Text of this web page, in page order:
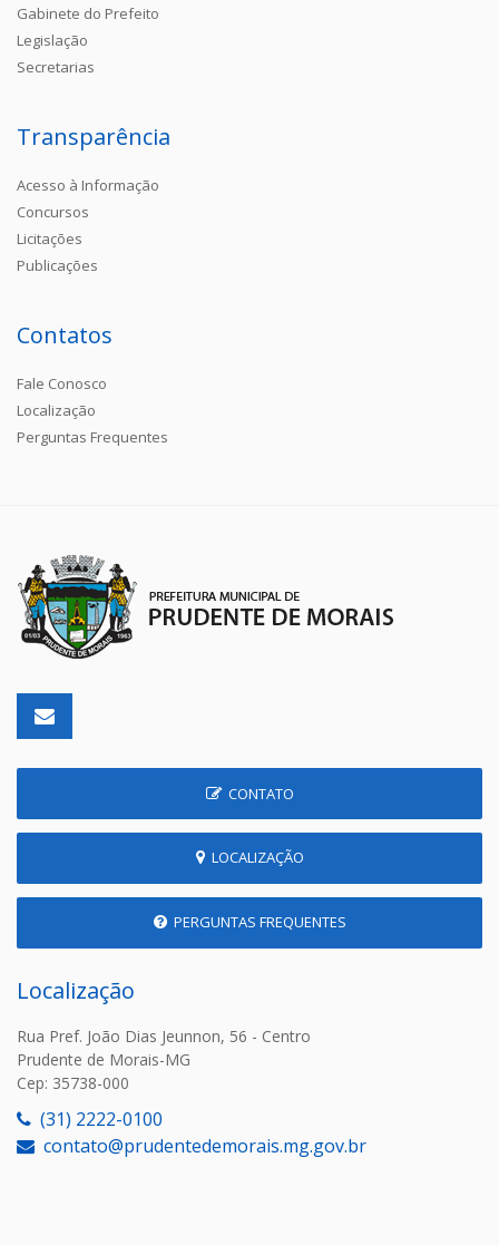
Gabinete do Prefeito
Legislação
Secretarias
Transparência
Acesso à Informação
Concursos
Licitações
Publicações
Contatos
Fale Conosco
Localização
Perguntas Frequentes
CONTATO
LOCALIZAÇÃO
PERGUNTAS FREQUENTES
Localização
Rua Pref. João Dias Jeunnon, 56 - Centro
Prudente de Morais-MG
Cep: 35738-000
(31) 2222-0100
contato@prudentedemorais.mg.gov.br